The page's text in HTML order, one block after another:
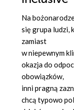
Na
się grupa ludzi,
zamiast
w niepewnym
okazja do
obowiązków,
inni pragną
chcą typowo